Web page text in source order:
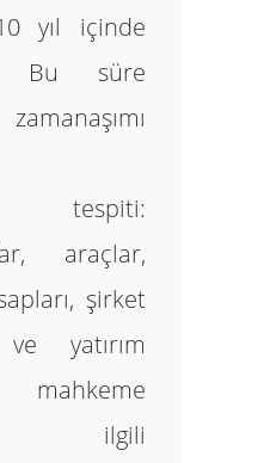
yıl içinde
Bu süre
tespiti:
araçlar,
şirket
yatırım
mahkeme
ilgili